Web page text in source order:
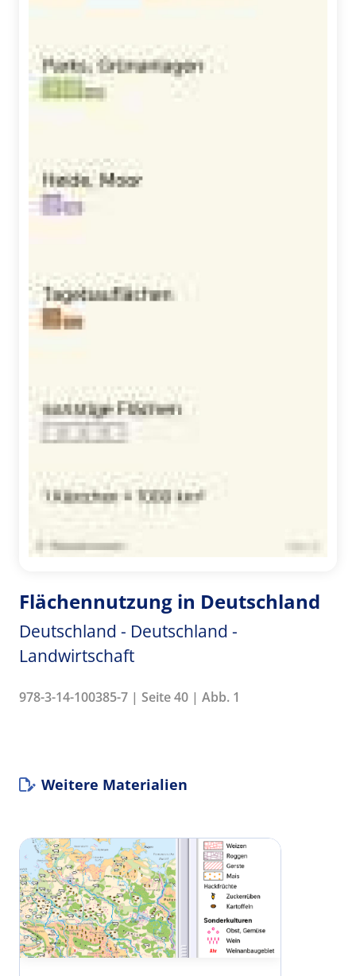
Flächennutzung in Deutschland
Deutschland - Deutschland -
Landwirtschaft
978-3-14-100385-7 | Seite 40 | Abb. 1
Weitere Materialien